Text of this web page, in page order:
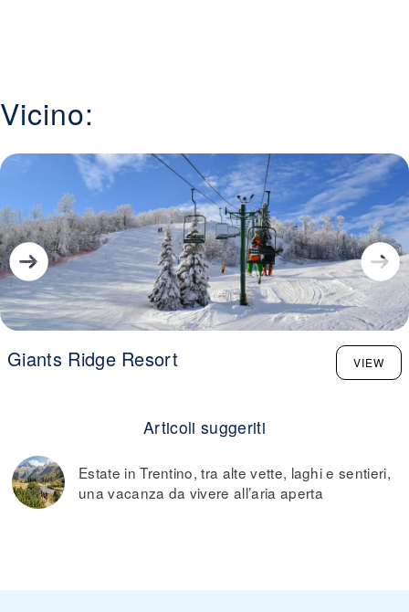
Vicino:
Giants Ridge Resort VIEW
Articoli suggeriti
Estate in Trentino, tra alte vette, laghi e sentieri,
una vacanza da vivere all’aria aperta